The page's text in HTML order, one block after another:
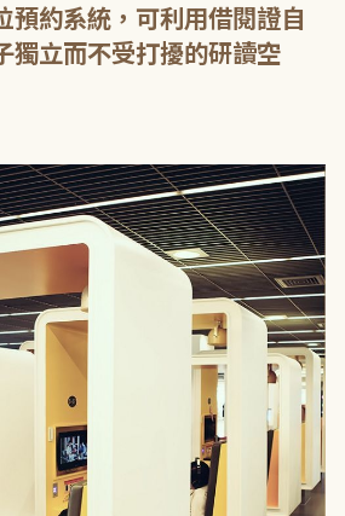
預約系統，可利用借閱證自
獨立而不受打擾的研讀空